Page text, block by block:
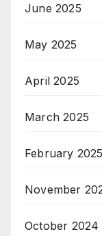
June 2025
May 2025
April 2025
March 2025
February 2025
November
October 2024